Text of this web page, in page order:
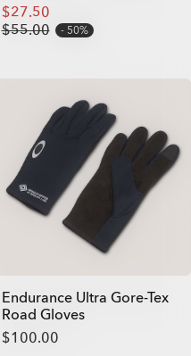
$27.50
$55.00
50%
Endurance Ultra Gore-Tex
Road Gloves
$100.00